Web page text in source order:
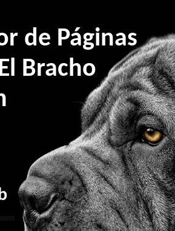
de Páginas
Bracho